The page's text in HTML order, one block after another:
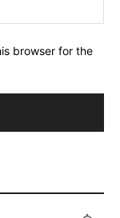
browser for the